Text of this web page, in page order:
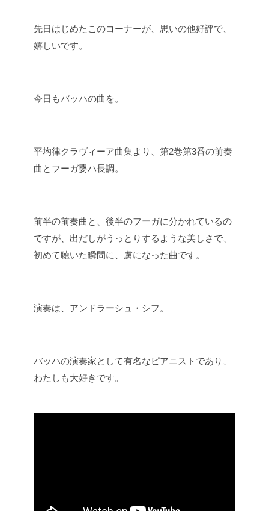
先日はじめたこのコーナーが、思いの他好評で、
嬉しいです。
今日もバッハの曲を。
平均律クラヴィーア曲集より、第2巻第3番の前奏
曲とフーガ嬰ハ長調。
前半の前奏曲と、後半のフーガに分かれているの
ですが、出だしがうっとりするような美しさで、
初めて聴いた瞬間に、虜になった曲です。
演奏は、アンドラーシュ・シフ。
バッハの演奏家として有名なピアニストであり、
わたしも大好きです。